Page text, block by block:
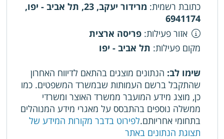
כתובת רשמית:
מרידור יעקב, 23, תל אביב - יפו,
6941174
אזור פעילות: פריסה ארצית
מקום פעילות: תל אביב - יפו
שימו לב: הנתונים מוצגים בהתאם לדיווח האחרון
שהתקבל ברשם העמותות שבמשרד המשפטים. כמו
כן, מוצג מידע המועבר ממשרד האוצר ומשרדי
ממשלה נוספים בהתבסס על מאגרי מידע המנוהלים
בתחומי אחריותם.לפירוט בדבר מקורות המידע של
תצוגת הנתונים באתר